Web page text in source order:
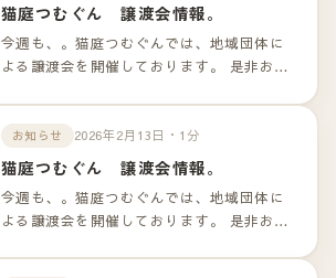
猫庭つむぐん 譲渡会情報。
今週も、。猫庭つむぐんでは、地域団体に
よる譲渡会を開催しております。 是非お気
リンクよりご確認下さいませ。
お知らせ 2026年2月13日・1分
猫庭つむぐん 譲渡会情報。
今週も、。猫庭つむぐんでは、地域団体に
よる譲渡会を開催しております。 是非お気